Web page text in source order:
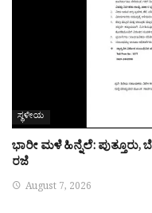
ಸ್ಥಳೀಯ
ಭಾರೀ ಮಳೆ ಹಿನ್ನೆಲೆ: ಪುತ್ತೂರು,
ರಜೆ
August 7, 2026